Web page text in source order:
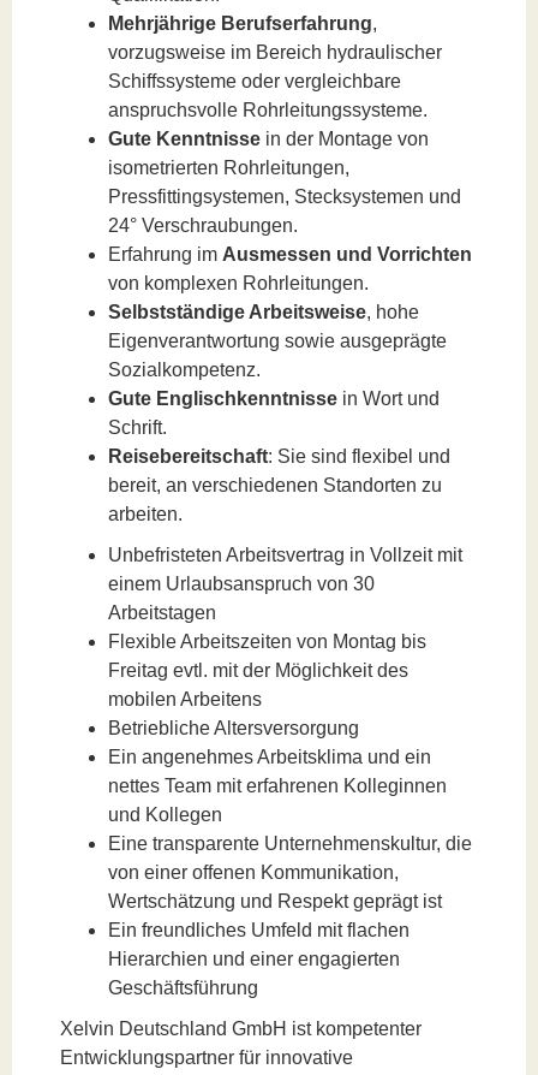
Mehrjährige Berufserfahrung,
vorzugsweise im Bereich hydraulischer
Schiffssysteme oder vergleichbare
anspruchsvolle Rohrleitungssysteme.
Gute Kenntnisse in der Montage von
isometrierten Rohrleitungen,
Pressfittingsystemen, Stecksystemen und
24° Verschraubungen.
Erfahrung im Ausmessen und Vorrichten
von komplexen Rohrleitungen.
Selbstständige Arbeitsweise, hohe
Eigenverantwortung sowie ausgeprägte
Sozialkompetenz.
Gute Englischkenntnisse in Wort und
Schrift.
Reisebereitschaft: Sie sind flexibel und
bereit, an verschiedenen Standorten zu
arbeiten.
Unbefristeten Arbeitsvertrag in Vollzeit mit
einem Urlaubsanspruch von 30
Arbeitstagen
Flexible Arbeitszeiten von Montag bis
Freitag evtl. mit der Möglichkeit des
mobilen Arbeitens
Betriebliche Altersversorgung
Ein angenehmes Arbeitsklima und ein
nettes Team mit erfahrenen Kolleginnen
und Kollegen
Eine transparente Unternehmenskultur, die
von einer offenen Kommunikation,
Wertschätzung und Respekt geprägt ist
Ein freundliches Umfeld mit flachen
Hierarchien und einer engagierten
Geschäftsführung
Xelvin Deutschland GmbH ist kompetenter
Entwicklungspartner für innovative